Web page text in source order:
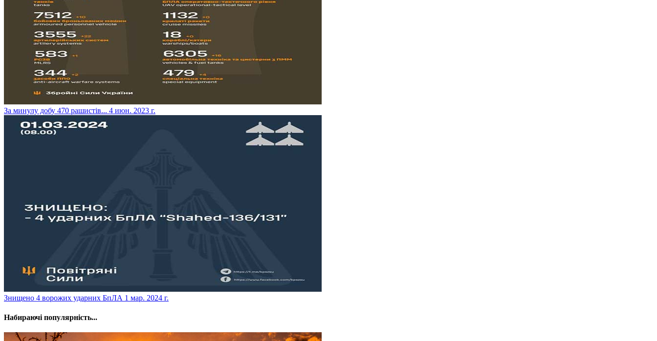
​За минулу добу 470 рашистів... 4 июн. 2023 г.
​Знищено 4 ворожих ударних БпЛА 1 мар. 2024 г.
Набираючі популярність...